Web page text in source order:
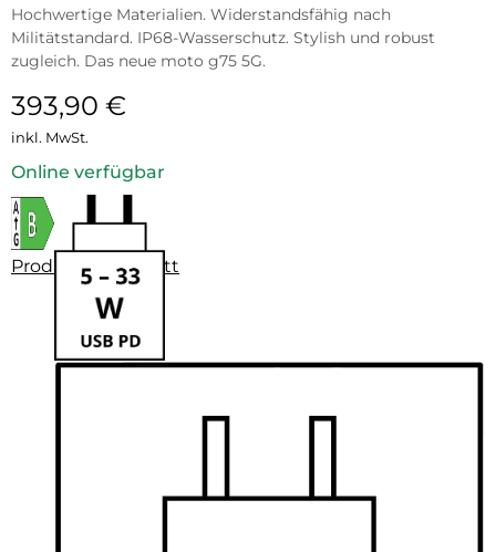
Hochwertige Materialien. Widerstandsfähig nach
Militätstandard. IP68-Wasserschutz. Stylish und robust
zugleich. Das neue moto g75 5G.
393,90 €
inkl. MwSt.
Online verfügbar
Produktdatenblatt